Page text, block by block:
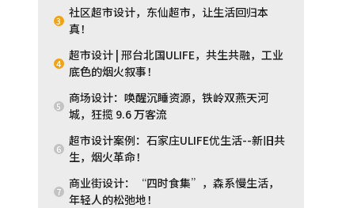
3
社区超市设计，东仙超市，让生活回归本
真！
4
超市设计 | 邢台北国ULIFE，共生共融，工业
底色的烟火叙事！
5
商场设计：唤醒沉睡资源，铁岭双燕天河
城，狂揽 9.6 万客流
6
超市设计案例：石家庄ULIFE优生活--新旧共
生，烟火革命！
7
商业街设计：“四时食集”，森系慢生活，
年轻人的松弛地！